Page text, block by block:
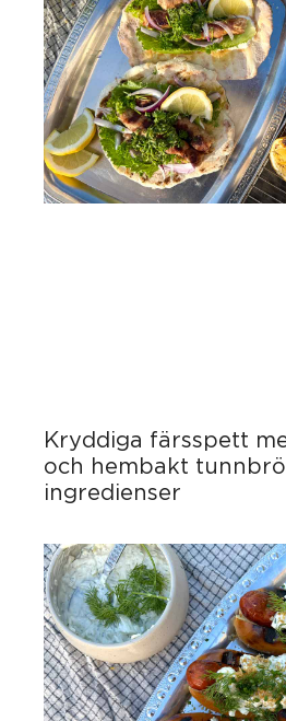
Kryddiga färsspett
och hembakt
ingredienser